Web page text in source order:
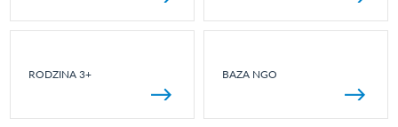
RODZINA 3+ BAZA NGO